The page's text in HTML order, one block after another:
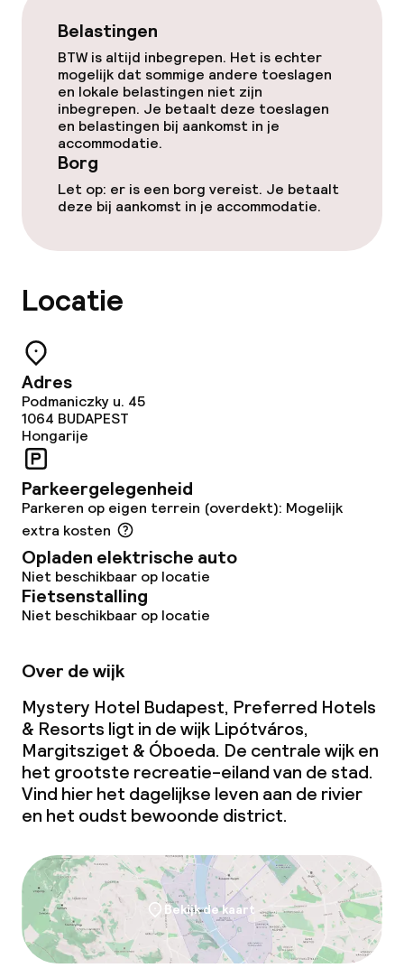
Eet- en drinkgelegenheden
Restaurant
Bar
Eet- en drinkdiensten
Ontbijtbuffet
Lunch à la carte
Diner à la carte
Dieetopties
Speciale dieetopties
Glutenvrije opties
Vegetarische opties
Faciliteiten en diensten voor kinderen
Babysitservice
Wasservice
Zakelijke faciliteiten
Vergaderruimte
Beleid
Belastingen
BTW is altijd inbegrepen. Het is echter
mogelijk dat sommige andere toeslagen
en lokale belastingen niet zijn
inbegrepen. Je betaalt deze toeslagen
en belastingen bij aankomst in je
accommodatie.
Borg
Let op: er is een borg vereist. Je betaalt
deze bij aankomst in je accommodatie.
Locatie
Adres
Podmaniczky u. 45
1064 BUDAPEST
Hongarije
Parkeergelegenheid
Parkeren op eigen terrein (overdekt): Mogelijk
extra kosten
Opladen elektrische auto
Niet beschikbaar op locatie
Fietsenstalling
Niet beschikbaar op locatie
Over de wijk
Mystery Hotel Budapest, Preferred Hotels
& Resorts ligt in de wijk Lipótváros,
Margitsziget & Óboeda. De centrale wijk en
het grootste recreatie-eiland van de stad.
Vind hier het dagelijkse leven aan de rivier
en het oudst bewoonde district.
Bekijk de kaart